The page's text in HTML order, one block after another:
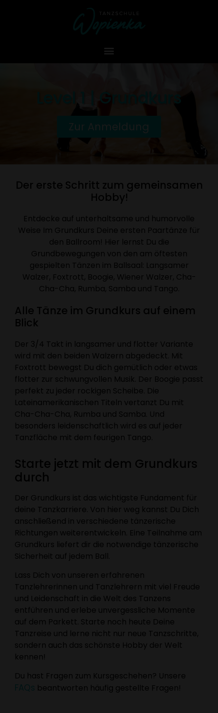
Zur Anmeldung
Der erste Schritt zum gemeinsamen
Hobby!
Entdecke auf unterhaltsame und humorvolle
Weise Im Grundkurs Deine ersten Paartänze für
den Ballroom! Hier lernst Du die
Grundbewegungen von den am öftesten
gespielten Tänzen im Ballsaal: Langsamer
Walzer, Foxtrott, Boogie, Wiener Walzer, Cha-
Cha-Cha, Rumba, Samba und Tango.
Alle Tänze im Grundkurs auf einem
Blick
Der 3/4 Takt in langsamer und flotter Variante
wird mit den beiden Walzern abgedeckt. Mit
Foxtrott bewegst Du dich gemütlich oder etwas
flotter zur schwungvollen Musik. Der Boogie passt
perfekt zu jeder rockigen Scheibe. Die
Lateinamerikanischen Titeln vertanzt Du mit
Cha-Cha-Cha, Rumba und Samba. Und
besonders leidenschaftlich wird es auf jeder
Tanzfläche mit dem feurigen Tango.
Starte jetzt mit dem Grundkurs
durch
Der Grundkurs ist das wichtigste Fundament für
deine Tanzkarriere. Von hier weg kannst Du Dich
anschließend in verschiedene tänzerische
Richtungen weiterentwickeln. Eine Teilnahme am
Grundkurs liefert dir die notwendige tänzerische
Sicherheit auf jedem Ball.
Lass Dich von unseren erfahrenen
Tanzlehrerinnen und Tanzlehrern mit viel Freude
und Leidenschaft in die Welt des Tanzens
entführen und erlebe unvergessliche Momente
auf dem Parkett. Starte noch heute Deine
Tanzreise und lerne nicht nur neue Tanzschritte,
sondern auch das schönste Hobby der Welt
kennen!
Du hast Fragen zum Kursgeschehen? Unsere
FAQs beantworten häufig gestellte Fragen!